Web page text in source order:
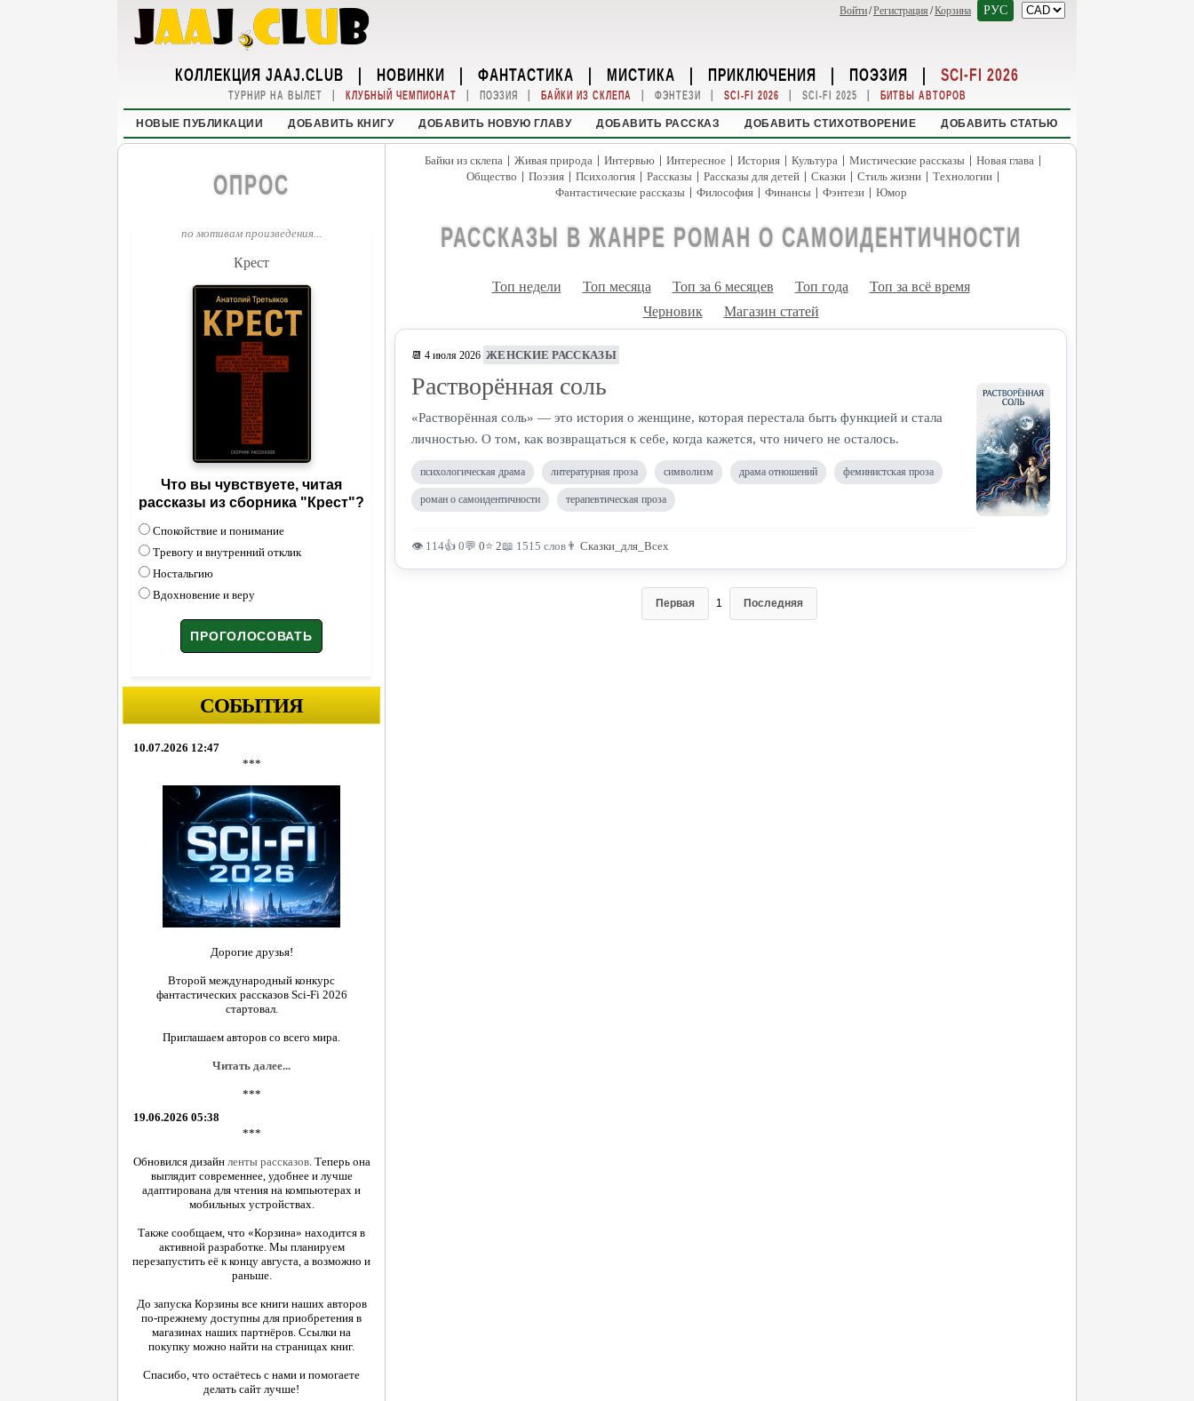
Войти/Регистрация /Корзина РУС
КОЛЛЕКЦИЯ JAAJ.CLUB | НОВИНКИ | ФАНТАСТИКА | МИСТИКА | ПРИКЛЮЧЕНИЯ | ПОЭЗИЯ | SCI-FI 2026
ТУРНИР НА ВЫЛЕТ | КЛУБНЫЙ ЧЕМПИОНАТ | ПОЭЗИЯ | БАЙКИ ИЗ СКЛЕПА | ФЭНТЕЗИ | SCI-FI 2026 | SCI-FI 2025 | БИТВЫ АВТОРОВ
НОВЫЕ ПУБЛИКАЦИИ ДОБАВИТЬ КНИГУ ДОБАВИТЬ НОВУЮ ГЛАВУ ДОБАВИТЬ РАССКАЗ ДОБАВИТЬ СТИХОТВОРЕНИЕ ДОБАВИТЬ СТАТЬЮ
ОПРОС
по мотивам произведения...
Крест
Что вы чувствуете, читая
рассказы из сборника "Крест"?
Спокойствие и понимание
Тревогу и внутренний отклик
Ностальгию
Вдохновение и веру
СОБЫТИЯ
10.07.2026 12:47
***
Дорогие друзья!
Второй международный конкурс
фантастических рассказов Sci-Fi 2026
стартовал.
Приглашаем авторов со всего мира.
Читать далее...
***
19.06.2026 05:38
***
Обновился дизайн ленты рассказов. Теперь она
выглядит современнее, удобнее и лучше
адаптирована для чтения на компьютерах и
мобильных устройствах.
Также сообщаем, что «Корзина» находится в
активной разработке. Мы планируем
перезапустить её к концу августа, а возможно и
раньше.
До запуска Корзины все книги наших авторов
по-прежнему доступны для приобретения в
магазинах наших партнёров. Ссылки на
покупку можно найти на страницах книг.
Спасибо, что остаётесь с нами и помогаете
делать сайт лучше!
Байки из склепа | Живая природа | Интервью | Интересное | История | Культура | Мистические рассказы | Новая глава |
Общество | Поэзия | Психология | Рассказы | Рассказы для детей | Сказки | Стиль жизни | Технологии |
Фантастические рассказы | Философия | Финансы | Фэнтези | Юмор
РАССКАЗЫ В ЖАНРЕ РОМАН О САМОИДЕНТИЧНОСТИ
Топ недели Топ месяца Топ за 6 месяцев Топ года
Топ за всё время
Черновик
Магазин статей
📆 4 июля 2026 ЖЕНСКИЕ РАССКАЗЫ
Растворённая соль
«Растворённая соль» — это история о женщине, которая перестала быть функцией и стала
личностью. О том, как возвращаться к себе, когда кажется, что ничего не осталось.
психологическая драма литературная проза символизм драма отношений феминистская проза
роман о самоидентичности терапевтическая проза
👁 114👍 0💬 0⭐ 2📖 1515 слов 👨 Сказки_для_Всех
Первая 1 Последняя